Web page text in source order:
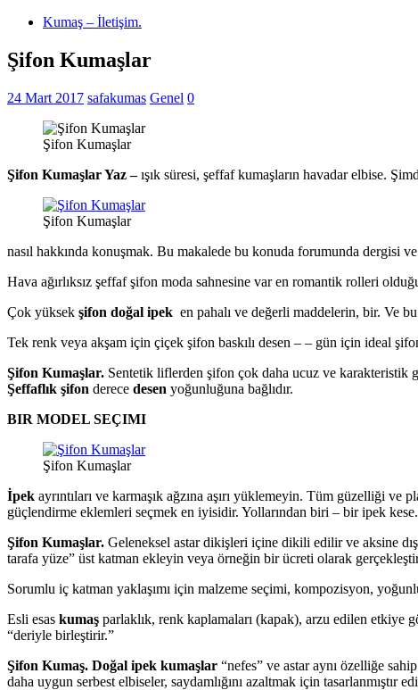
Kumaş – İletişim.
Şifon Kumaşlar
24 Mart 2017 safakumas Genel 0
Şifon Kumaşlar
Şifon Kumaşlar Yaz –ışık süresi, şeffaf kumaşların havadar elbise.
Şifon Kumaşlar
nasıl hakkında konuşmak. Bu makalede bu konuda forumunda dergisi
Hava ağırlıksız şeffaf şifon moda sahnesine var en romantik rolleri
Çok yüksek şifon doğal ipek en pahalı ve değerli maddelerin, bir. Ve bu
Tek renk veya akşam için çiçek şifon baskılı desen – – gün için ideal
Şifon Kumaşlar. Sentetik liflerden şifon çok daha ucuz ve karakteristik
Şeffaflık şifon derece desen yoğunluğuna bağlıdır.
BIR MODEL SEÇIMI
Şifon Kumaşlar
İpek ayrıntıları ve karmaşık ağzına aşırı yüklemeyin. Tüm güzelliği
güçlendirme eklemleri seçmek en iyisidir. Yollarından biri – bir ipek kese.
Şifon Kumaşlar. Geleneksel astar dikişleri içine dikili edilir ve aksine
tarafa yüze” üst katman ekleyin veya örneğin bir ücreti olarak
Sorumlu iç katman yaklaşımı için malzeme seçimi, kompozisyon,
Esli esas kumaş parlaklık, renk kaplamaları (kapak), arzu edilen etkiye
“deriyle birleştirir.”
Şifon Kumaş. Doğal ipek kumaşlar “nefes” ve astar aynı özelliğe
daha uygun serbest elbiseler, saydamlığını azaltmak için tasarlanmıştır